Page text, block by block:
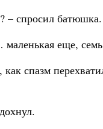
– спросил батюшка.
еще,
спазм